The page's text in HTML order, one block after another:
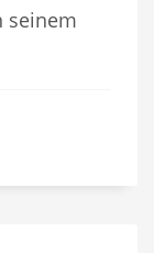
seinem